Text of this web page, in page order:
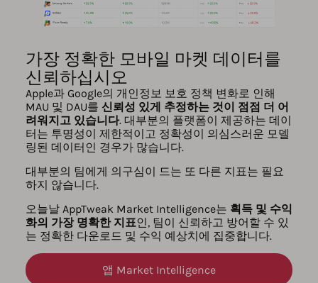
가장 정확한 모바일 마켓 데이터를
신뢰하십시오
Apple과 Google의 개인정보 보호 정책 변화로 인해
MAU 및 DAU를 신뢰성 있게 추정하는 것이 점점 더 어
려워지고 있습니다. 대부분의 플랫폼이 제공하는 데이
터는 투명성이 제한적이고 정확성이 의심스러운 모델
링된 데이터인 경우가 많습니다.
대부분의 팀에게 의구심이 드는 또 다른 지표는 필요
하지 않습니다.
오늘날 AppTweak Market Intelligence는 획득 및 수익
화의 가장 명확한 지표인, 팀이 신뢰하고 방어할 수 있
는 정확한 다운로드 및 수익 예상치에 집중합니다.
앱 Market Intelligence